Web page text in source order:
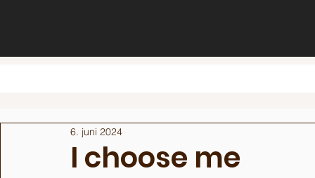
I choose me
6. juni 2024